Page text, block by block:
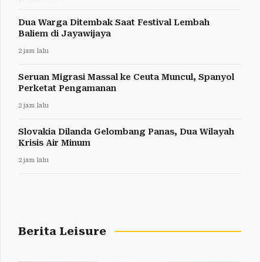
Dua Warga Ditembak Saat Festival Lembah
Baliem di Jayawijaya
2 jam lalu
Seruan Migrasi Massal ke Ceuta Muncul, Spanyol
Perketat Pengamanan
2 jam lalu
Slovakia Dilanda Gelombang Panas, Dua Wilayah
Krisis Air Minum
2 jam lalu
Berita Leisure